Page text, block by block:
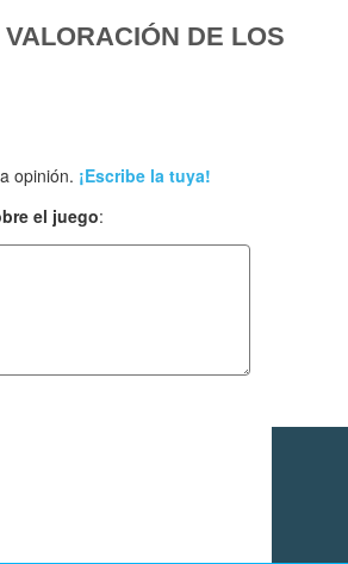
DE LOS
opinión. ¡Escribe la tuya!
el juego: